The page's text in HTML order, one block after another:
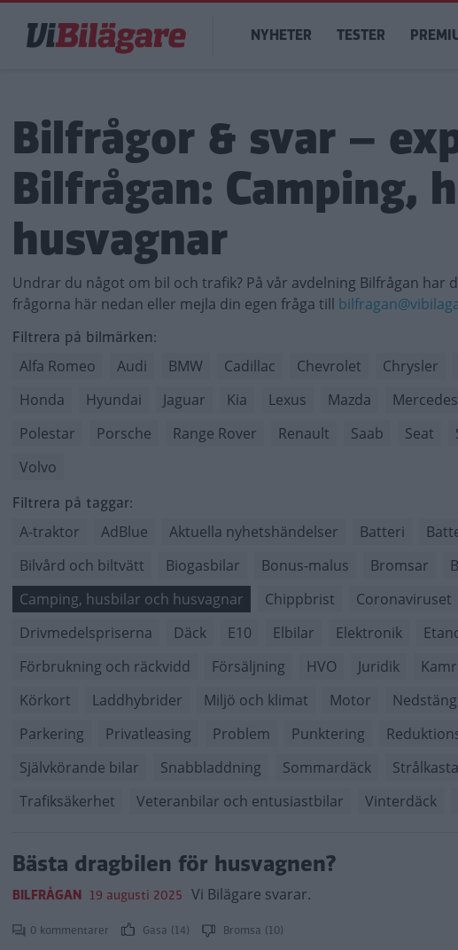
huvudinnehåll
Main
navigation
NYHETER TESTER
Bilfrågor & svar –
Bilfrågan: Camping,
husvagnar
Undrar du något om bil och trafik? På vår avdelning Bilfrågan har
frågorna här nedan eller mejla din egen fråga till
Filtrera på bilmärken:
Alfa Romeo Audi BMW Cadillac Chevrolet Chrysler
Honda
Hyundai Jaguar Kia Lexus Mazda Mercedes
Polestar
Porsche Range Rover Renault Saab Seat
Volvo
Filtrera på taggar:
A-traktor AdBlue Aktuella nyhetshändelser Batteri
Bilvård och biltvätt
Biogasbilar Bonus-malus Bromsar
Camping, husbilar och husvagnar
Chippbrist Coronaviruset
Drivmedelspriserna
Däck E10 Elbilar Elektronik
Förbrukning och räckvidd
Försäljning HVO Juridik
Körkort
Laddhybrider Miljö och klimat Motor
Parkering
Privatleasing Problem Punktering
Självkörande bilar
Snabbladdning Sommardäck
Trafiksäkerhet
Veteranbilar och entusiastbilar Vinterdäck
Bästa dragbilen för husvagnen?
BILFRÅGAN 19 augusti 2025 Vi Bilägare svarar.
0 kommentarer Gasa (14) Bromsa (10)